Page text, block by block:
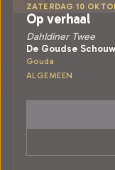
ZATERDAG 10
Op verhaal
Dahldiner Twee
De Goudse
Gouda
ALGEMEEN